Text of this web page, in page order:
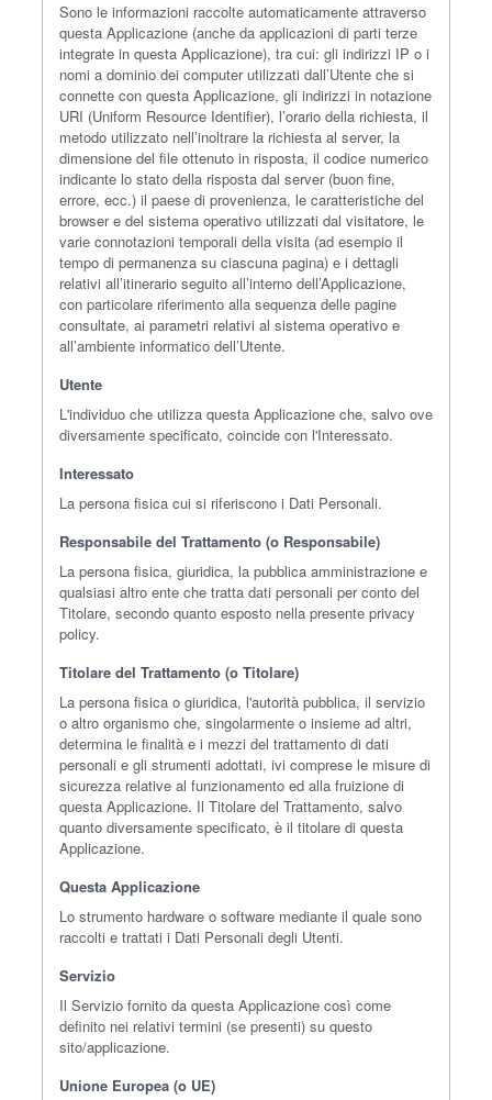
Sono le informazioni raccolte automaticamente attraverso
questa Applicazione (anche da applicazioni di parti terze
integrate in questa Applicazione), tra cui: gli indirizzi IP o i
nomi a dominio dei computer utilizzati dall’Utente che si
connette con questa Applicazione, gli indirizzi in notazione
URI (Uniform Resource Identifier), l’orario della richiesta, il
metodo utilizzato nell’inoltrare la richiesta al server, la
dimensione del file ottenuto in risposta, il codice numerico
indicante lo stato della risposta dal server (buon fine,
errore, ecc.) il paese di provenienza, le caratteristiche del
browser e del sistema operativo utilizzati dal visitatore, le
varie connotazioni temporali della visita (ad esempio il
tempo di permanenza su ciascuna pagina) e i dettagli
relativi all’itinerario seguito all’interno dell’Applicazione,
con particolare riferimento alla sequenza delle pagine
consultate, ai parametri relativi al sistema operativo e
all’ambiente informatico dell’Utente.
Utente
L'individuo che utilizza questa Applicazione che, salvo ove
diversamente specificato, coincide con l'Interessato.
Interessato
La persona fisica cui si riferiscono i Dati Personali.
Responsabile del Trattamento (o Responsabile)
La persona fisica, giuridica, la pubblica amministrazione e
qualsiasi altro ente che tratta dati personali per conto del
Titolare, secondo quanto esposto nella presente privacy
policy.
Titolare del Trattamento (o Titolare)
La persona fisica o giuridica, l'autorità pubblica, il servizio
o altro organismo che, singolarmente o insieme ad altri,
determina le finalità e i mezzi del trattamento di dati
personali e gli strumenti adottati, ivi comprese le misure di
sicurezza relative al funzionamento ed alla fruizione di
questa Applicazione. Il Titolare del Trattamento, salvo
quanto diversamente specificato, è il titolare di questa
Applicazione.
Questa Applicazione
Lo strumento hardware o software mediante il quale sono
raccolti e trattati i Dati Personali degli Utenti.
Servizio
Il Servizio fornito da questa Applicazione così come
definito nei relativi termini (se presenti) su questo
sito/applicazione.
Unione Europea (o UE)